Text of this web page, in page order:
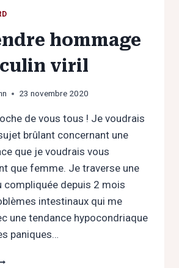
hommage
viril
23 novembre 2020
de vous tous ! Je voudrais
brûlant concernant une
que je voudrais vous
que femme. Je traverse une
compliquée depuis 2 mois
intestinaux qui me
une tendance hypocondriaque
paniques…